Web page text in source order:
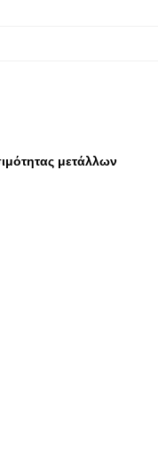
μετάλλων